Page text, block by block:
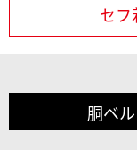
セ
胴ベ